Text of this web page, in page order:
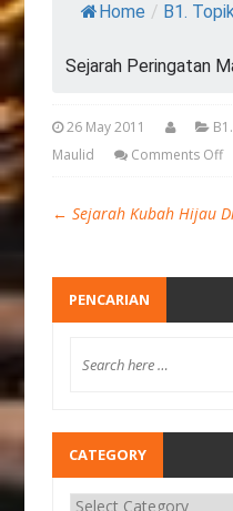
Home / B1.
Sejarah Peringatan
26 May 2011
Maulid
Comments Off
← Sejarah Kubah Hijau
PENCARIAN
CATEGORY